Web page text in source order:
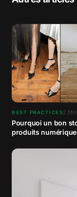
BEST PRACTICES2
Pourquoi un bon
produits